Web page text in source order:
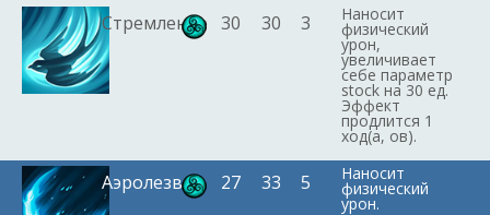
Стремление 30 30 3 Наносит
физический
урон,
увеличивает
себе параметр
stock на 30 ед.
Эффект
продлится 1
ход(а, ов).
Аэролезвие 27 33 5 Наносит
физический
урон.